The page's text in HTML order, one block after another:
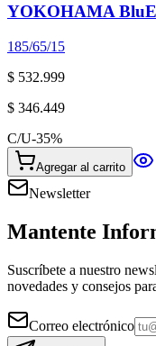
YOKOHAMA
185/65/15
$ 532.999
$ 346.449
C/U-35%
Agregar al carrito
Newsletter
Mantente
Suscríbete a nuestro
novedades y consejos
Correo electrónico